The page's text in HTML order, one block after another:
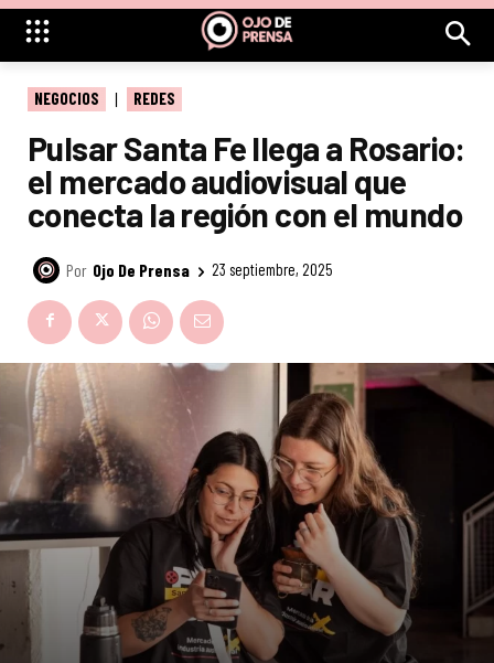
NEGOCIOS REDES
Pulsar Santa Fe llega a Rosario:
el mercado audiovisual que
conecta la región con el mundo
Por Ojo De Prensa 23 septiembre, 2025